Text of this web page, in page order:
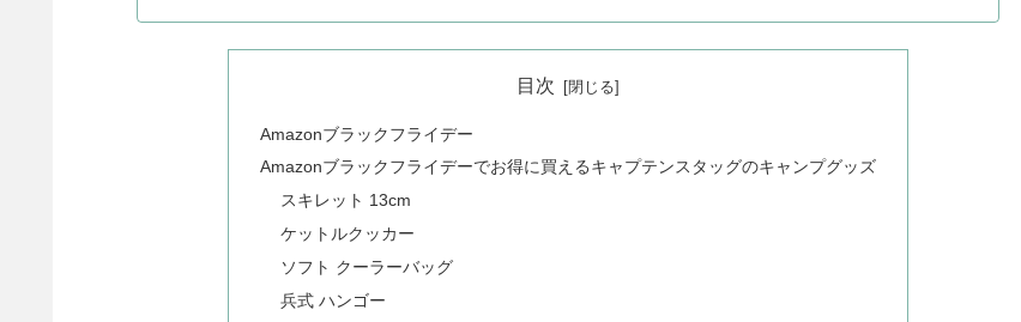
目次
Amazonブラックフライデー
Amazonブラックフライデーでお得に買えるキャプテンスタッグのキャンプグッズ
スキレット 13cm
ケットルクッカー
ソフト クーラーバッグ
兵式 ハンゴー